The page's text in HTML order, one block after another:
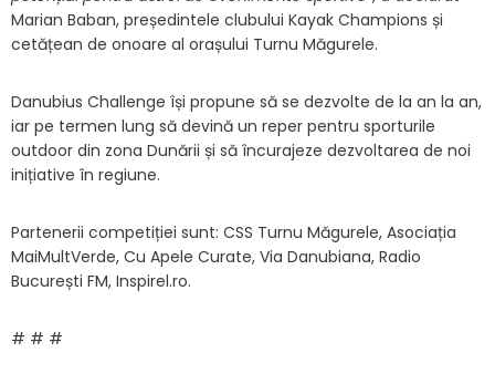
Marian Baban, președintele clubului Kayak Champions și
cetățean de onoare al orașului Turnu Măgurele.
Danubius Challenge își propune să se dezvolte de la an la an,
iar pe termen lung să devină un reper pentru sporturile
outdoor din zona Dunării și să încurajeze dezvoltarea de noi
inițiative în regiune.
Partenerii competiției sunt: CSS Turnu Măgurele, Asociația
MaiMultVerde, Cu Apele Curate, Via Danubiana, Radio
București FM, Inspirel.ro.
# # #